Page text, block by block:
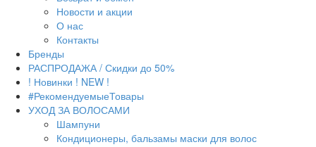
Новости и акции
О нас
Контакты
Бренды
РАСПРОДАЖА / Скидки до 50%
! Новинки ! NEW !
#РекомендуемыеТовары
УХОД ЗА ВОЛОСАМИ
Шампуни
Кондиционеры, бальзамы маски для волос